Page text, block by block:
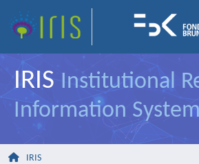
IRIS Institutional
Information
IRIS